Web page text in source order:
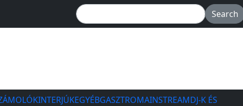
INTERJÚKEGYÉBGASZTROMAINSTREAMDJ-K ÉS